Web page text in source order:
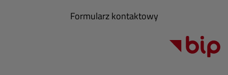
Formularz kontaktowy